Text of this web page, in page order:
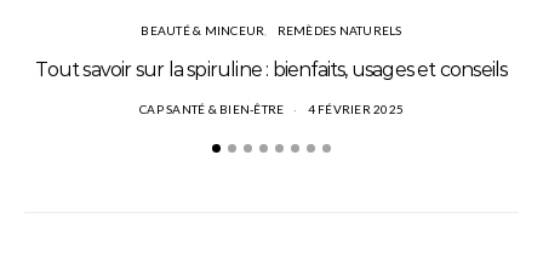
BEAUTÉ & MINCEUR REMÈDES NATURELS
Tout savoir sur la spiruline : bienfaits, usages et conseils
CAP SANTÉ & BIEN-ÊTRE 4 FÉVRIER 2025